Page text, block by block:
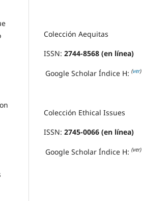
Colección Aequitas
ISSN: 2744-8568 (en línea)
Google Scholar Índice H: (ver)
Colección Ethical Issues
ISSN: 2745-0066 (en línea)
Google Scholar Índice H: (ver)